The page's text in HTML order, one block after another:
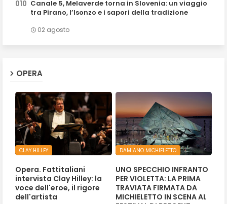
Canale 5, Melaverde torna in Slovenia: un viaggio
tra Pirano, l’Isonzo e i sapori della tradizione
02 agosto
OPERA
CLAY HILLEY
Opera. Fattitaliani
intervista Clay Hilley: la
voce dell'eroe, il rigore
dell'artista
DAMIANO MICHIELETTO
UNO SPECCHIO INFRANTO
PER VIOLETTA: LA PRIMA
TRAVIATA FIRMATA DA
MICHIELETTO IN SCENA AL